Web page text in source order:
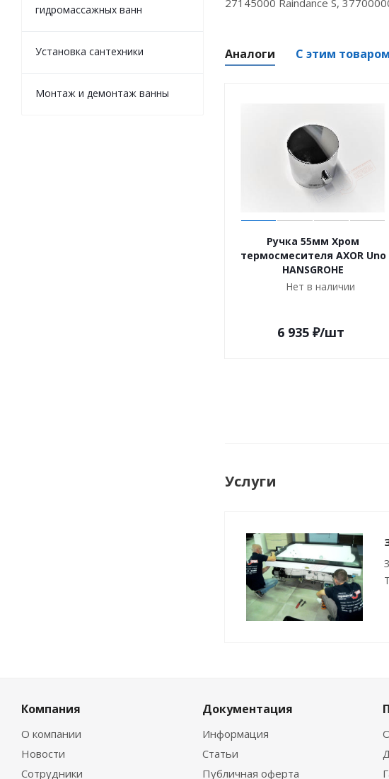
27145000 Raindance S,
Аналоги С этим
Ручка 55мм Хром
термосмесителя AXOR Uno
HANSGROHE
Нет в наличии
6 935₽/шт
Услуги
гидромассажных ванн
Установка сантехники
Монтаж и демонтаж ванны
Компания
О компании
Новости
Сотрудники
Документация
Информация
Статьи
Публичная оферта